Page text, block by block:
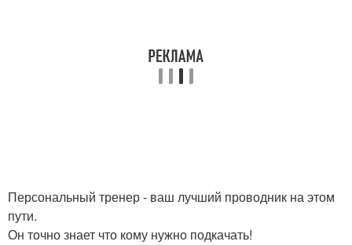
Персональный тренер - ваш лучший проводник на этом
пути.
Он точно знает что кому нужно подкачать!